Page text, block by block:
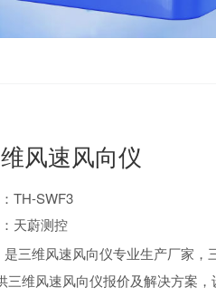
风速风向仪
TH-SWF3
天蔚测控
是三维风速风向仪专业生产厂家
三维风速风向仪报价及解决方案，